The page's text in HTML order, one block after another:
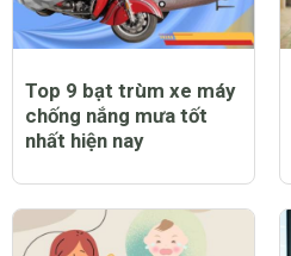
Top 9 bạt trùm xe máy
chống nắng mưa tốt
nhất hiện nay